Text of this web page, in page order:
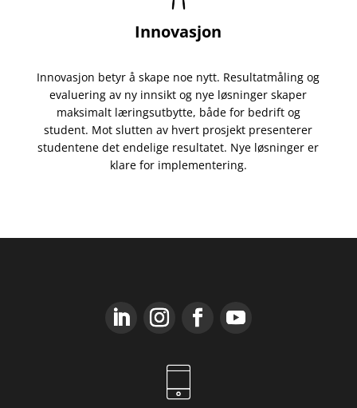
Innovasjon
Innovasjon betyr å skape noe nytt. Resultatmåling og
evaluering av ny innsikt og nye løsninger skaper
maksimalt læringsutbytte, både for bedrift og
student. Mot slutten av hvert prosjekt presenterer
studentene det endelige resultatet. Nye løsninger er
klare for implementering.